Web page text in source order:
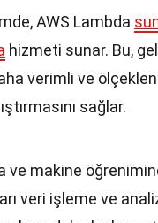
AWS Lambda
hizmeti sunar. Bu,
verimli ve
sağlar.
ve makine
veri işleme ve